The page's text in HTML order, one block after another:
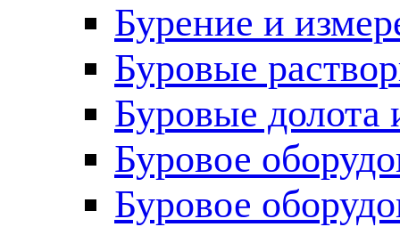
Бурение и
Буровые
Буровые долота
Буровое
Буровое